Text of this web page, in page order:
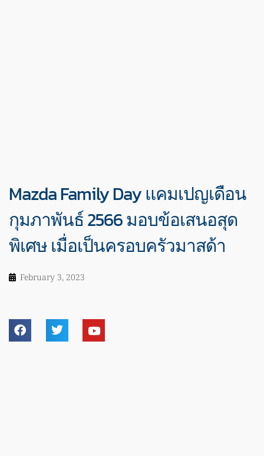
Mazda Family Day แคมเปญเดือน
กุมภาพันธ์ 2566 มอบข้อเสนอสุด
พิเศษ เมื่อเป็นครอบครัวมาสด้า
February 3, 2023